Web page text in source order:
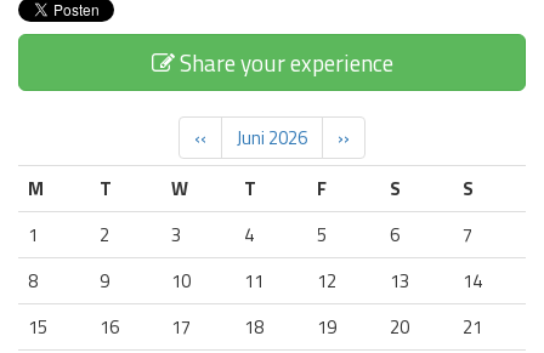
Share your experience
‹‹ Juni 2026
››
M
T W T F S
S
1
2 3 4 5 6
7
8
9 10 11 12 13
14
15
16 17 18 19 20
21